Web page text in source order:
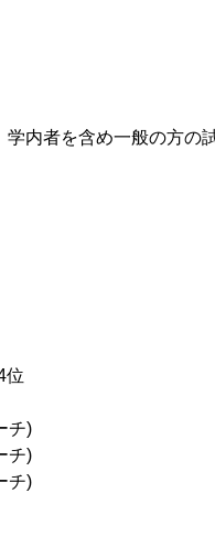
内者を含め一般の方の
位
チ)
チ)
チ)